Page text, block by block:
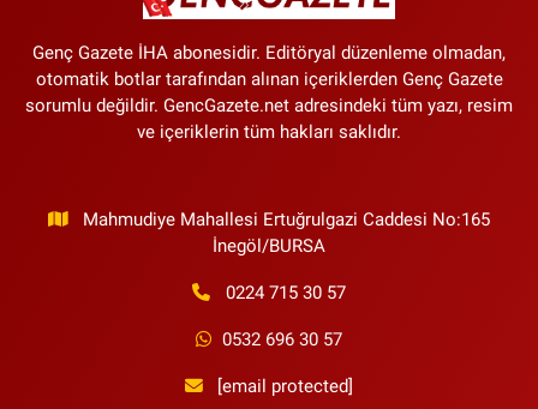
Genç Gazete İHA abonesidir. Editöryal düzenleme olmadan,
otomatik botlar tarafından alınan içeriklerden Genç Gazete
sorumlu değildir. GencGazete.net adresindeki tüm yazı, resim
ve içeriklerin tüm hakları saklıdır.
Mahmudiye Mahallesi Ertuğrulgazi Caddesi No:165
İnegöl/BURSA
0224 715 30 57
0532 696 30 57
[email protected]